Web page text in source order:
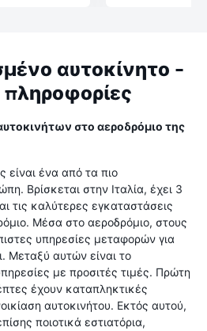
αυτοκίνητο -
πληροφορίες
στο αεροδρόμιο της
είναι ένα από τα πιο
Βρίσκεται στην Ιταλία, έχει 3
τις καλύτερες εγκαταστάσεις
Μέσα στο αεροδρόμιο, στους
υπηρεσίες μεταφορών για
Μεταξύ αυτών είναι το
με προσιτές τιμές. Πρώτη
έχουν καταπληκτικές
αυτοκινήτου. Εκτός αυτού,
ποιοτικά εστιατόρια,